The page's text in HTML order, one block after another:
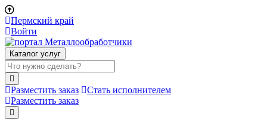
Пермский край
Войти
Каталог услуг
Разместить заказ
Стать исполнителем
Разместить заказ